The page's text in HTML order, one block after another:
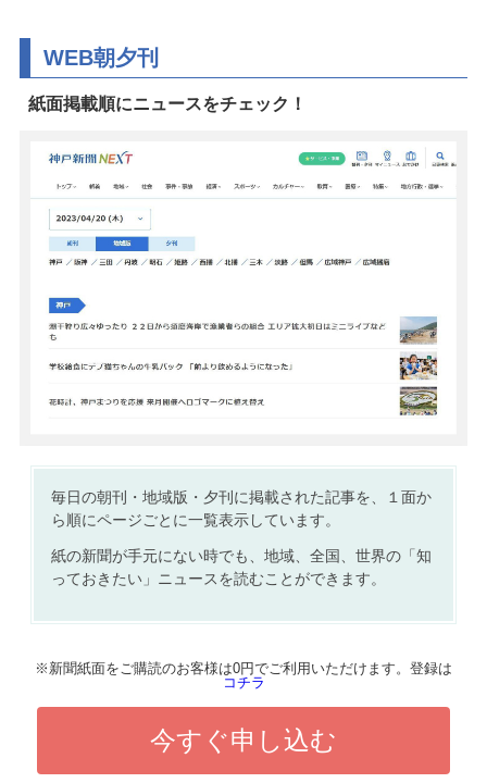
WEB朝夕刊
紙面掲載順にニュースをチェック！
毎日の朝刊・地域版・夕刊に掲載された記事を、１面か
ら順にページごとに一覧表示しています。
紙の新聞が手元にない時でも、地域、全国、世界の「知
っておきたい」ニュースを読むことができます。
※新聞紙面をご購読のお客様は0円でご利用いただけます。登録は
コチラ
今すぐ申し込む